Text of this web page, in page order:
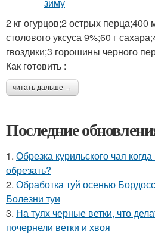
2 кг огурцов;2 острых
столового уксуса 9%;60 г
гвоздики;3 горошины черного
Как готовить :
читать дальше →
Последние
1. Обрезка курильского чая
обрезать?
2. Обработка туй осенью
Болезни туи
3. На туях черные ветки, что
почернели ветки и хвоя